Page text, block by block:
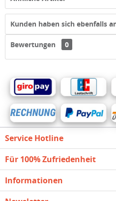
Kunden haben sich ebenfalls
Bewertungen 0
Service Hotline
Für 100% Zufriedenheit
Informationen